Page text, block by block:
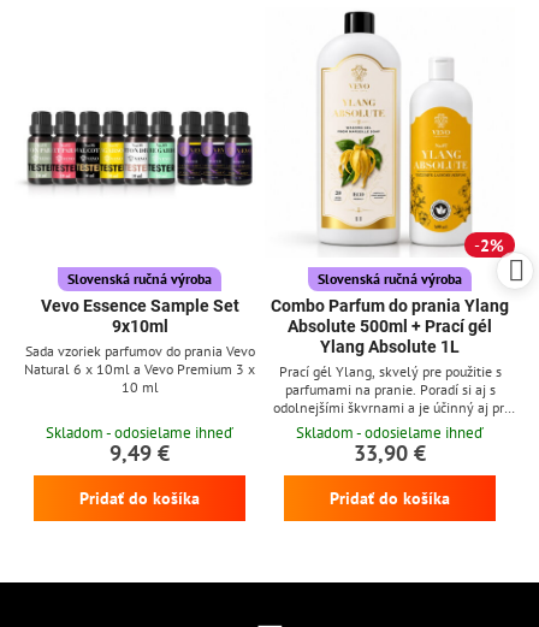
Slovenská ručná výroba
Vevo Essence Sample Set
9x10ml
Sada vzoriek parfumov do prania Vevo
Natural 6 x 10ml a Vevo Premium 3 x
10 ml
Skladom - odosielame ihneď
9,49 €
Pridať do košíka
2%
Slovenská ručná výroba
Combo Parfum do prania Ylang
Absolute 500ml + Prací gél
Ylang Absolute 1L
Prací gél Ylang, skvelý pre použitie s
parfumami na pranie. Poradí si aj s
odolnejšími škvrnami a je účinný aj pri
nízkych teplotách
Skladom - odosielame ihneď
33,90 €
Pridať do košíka